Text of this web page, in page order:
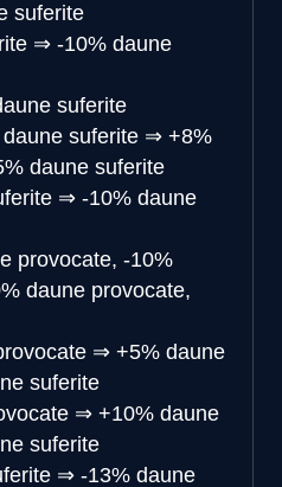
suferite
⇒ -10% daune
suferite
suferite ⇒ +8%
daune suferite
⇒ -10% daune
provocate, -10%
daune provocate,
⇒ +5% daune
suferite
⇒ +10% daune
suferite
⇒ -13% daune